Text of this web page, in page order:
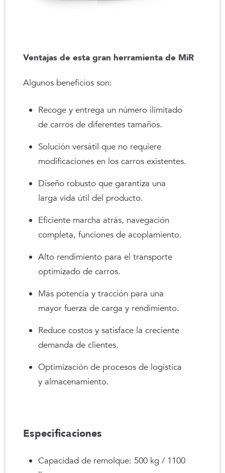
Ventajas de esta gran herramienta de MiR
Algunos beneficios son:
Recoge y entrega un número ilimitado
de carros de diferentes tamaños.
Solución versátil que no requiere
modificaciones en los carros existentes.
Diseño robusto que garantiza una
larga vida útil del producto.
Eficiente marcha atrás, navegación
completa, funciones de acoplamiento.
Alto rendimiento para el transporte
optimizado de carros.
Más potencia y tracción para una
mayor fuerza de carga y rendimiento.
Reduce costos y satisface la creciente
demanda de clientes.
Optimización de procesos de logística
y almacenamiento.
Especificaciones
Capacidad de remolque: 500 kg / 1100